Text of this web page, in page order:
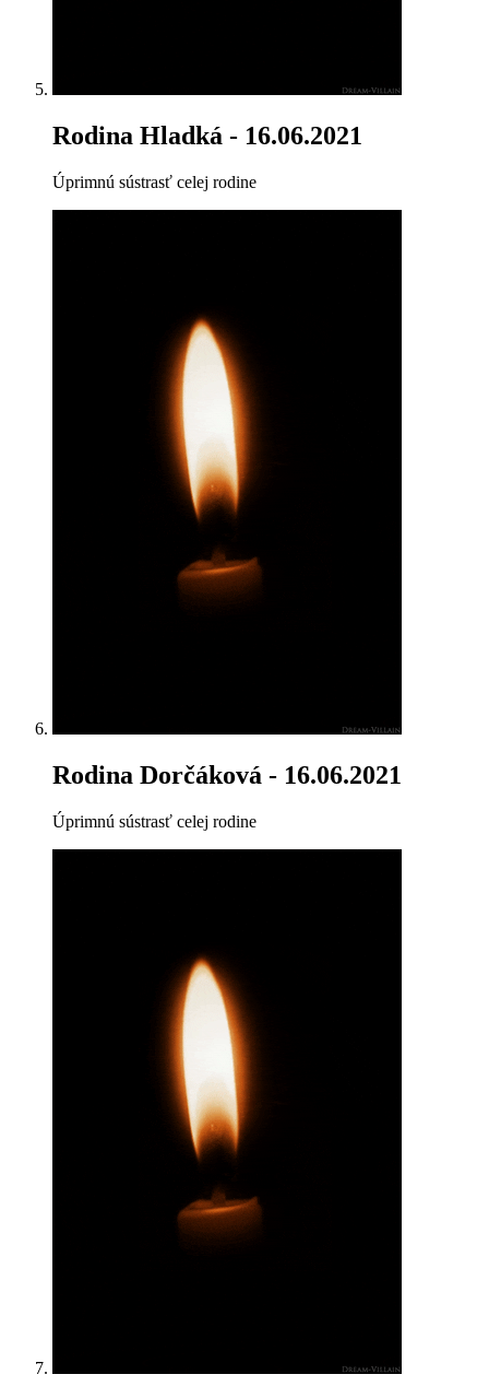
Rodina Hladká - 16.06.2021
Úprimnú sústrasť celej rodine
Rodina Dorčáková - 16.06.2021
Úprimnú sústrasť celej rodine